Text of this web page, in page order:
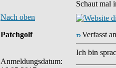
Schaut mal
Nach oben
Patchgolf
Anmeldungsdatum:
Verfasst
Ich bin